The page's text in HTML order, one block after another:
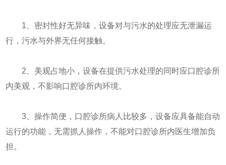
1、密封性好无异味，设备对与污水的处理应无泄漏运
行，污水与外界无任何接触。
2、美观占地小，设备在提供污水处理的同时应口腔诊所
内美观，不影响口腔诊所内环境。
3、操作简便，口腔诊所病人比较多，设备应具备能自动
运行的功能，无需抓人操作，不能对口腔诊所内医生增加负
担。